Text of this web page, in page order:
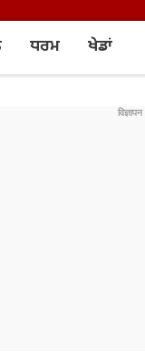
ਧਰਮ ਖੇਡਾਂ
ਨੂੰ ਮਿਲ ਰਿਹਾ ਨਵਾਂ